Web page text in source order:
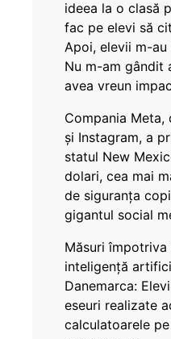
ideea la o clasă
fac pe elevi să
Apoi, elevii m-
Nu m-am gândit
avea vreun
Compania Meta,
și Instagram, a
statul New
dolari, cea mai
de siguranța
gigantul social
Măsuri
inteligență
Danemarca:
eseuri realizate
calculatoarele